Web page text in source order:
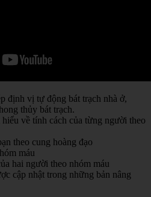
định vị tự động bát trạch nhà ở,
thủy bát trạch.
về tính cách của từng người theo
theo cung hoàng đạo
máu
hai người theo nhóm máu
cập nhật trong những bản nâng